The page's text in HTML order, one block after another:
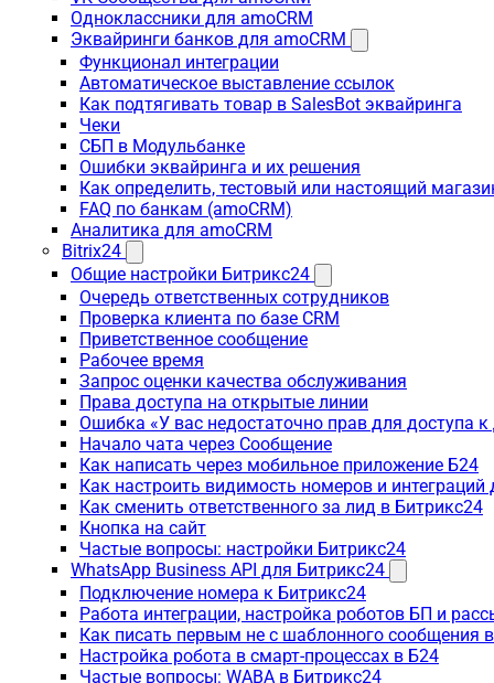
Одноклассники для amoCRM
Эквайринги банков для amoCRM
Функционал интеграции
Автоматическое выставление ссылок
Как подтягивать товар в SalesBot эквайринга
Чеки
СБП в Модульбанке
Ошибки эквайринга и их решения
Как определить, тестовый или настоящий
FAQ по банкам (amoCRM)
Аналитика для amoCRM
Bitrix24
Общие настройки Битрикс24
Очередь ответственных сотрудников
Проверка клиента по базе CRM
Приветственное сообщение
Рабочее время
Запрос оценки качества обслуживания
Права доступа на открытые линии
Ошибка «У вас недостаточно прав для доступа
Начало чата через Сообщение
Как написать через мобильное приложение Б24
Как настроить видимость номеров и
Как сменить ответственного за лид в Битрикс24
Кнопка на сайт
Частые вопросы: настройки Битрикс24
WhatsApp Business API для Битрикс24
Подключение номера к Битрикс24
Работа интеграции, настройка роботов БП и
Как писать первым не с шаблонного сообщения
Настройка робота в смарт-процессах в Б24
Частые вопросы: WABA в Битрикс24